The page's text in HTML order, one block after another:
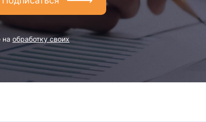
на обработку своих